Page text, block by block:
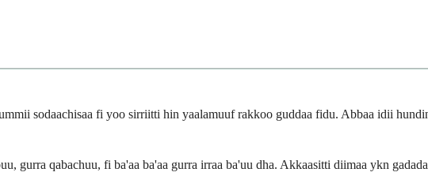
sodaachisaa fi yoo sirriitti hin yaalamuuf rakkoo guddaa fidu. Abbaa idii
gurra qabachuu, fi ba'aa ba'aa gurra irraa ba'uu dha. Akkaasitti diimaa ykn